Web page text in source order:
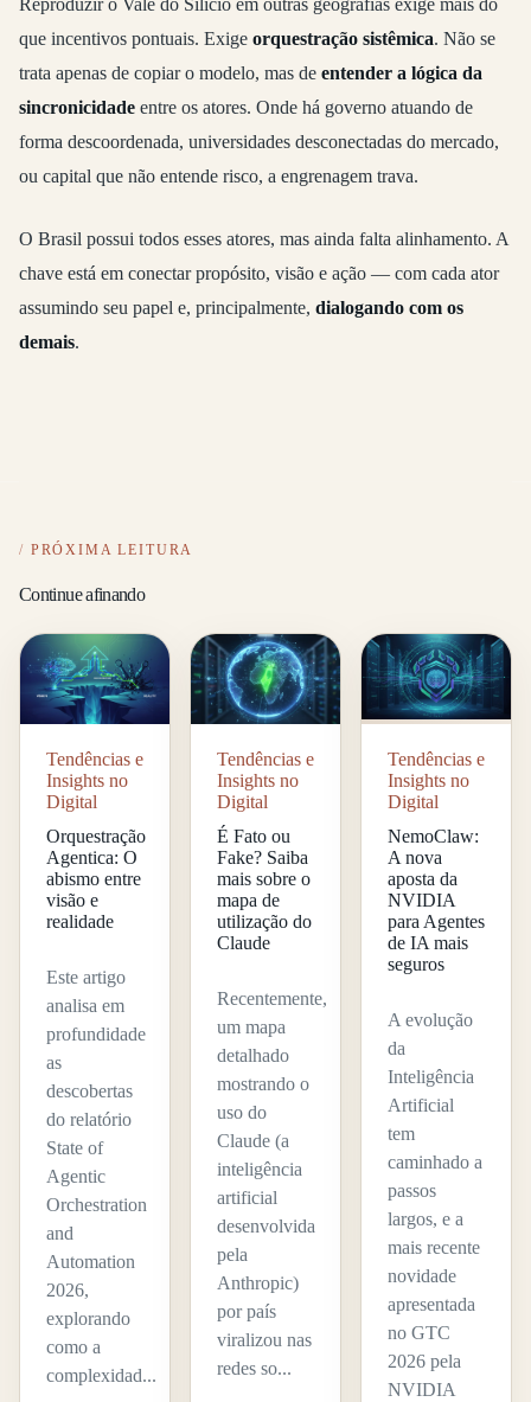
que incentivos pontuais. Exige orquestração sistêmica. Não se
trata apenas de copiar o modelo, mas de entender a lógica da
sincronicidade entre os atores. Onde há governo atuando de
forma descoordenada, universidades desconectadas do mercado,
ou capital que não entende risco, a engrenagem trava.
O Brasil possui todos esses atores, mas ainda falta alinhamento. A
chave está em conectar propósito, visão e ação — com cada ator
assumindo seu papel e, principalmente, dialogando com os
demais.
PRÓXIMA LEITURA
Continue afinando
Tendências e
Insights no
Digital
Orquestração
Agentica: O
abismo entre
visão e
realidade
Este artigo
analisa em
profundidade
as
descobertas
do relatório
State of
Agentic
Orchestration
and
Automation
2026,
explorando
como a
complexidad...
Tendências e
Insights no
Digital
É Fato ou
Fake? Saiba
mais sobre o
mapa de
utilização do
Claude
Recentemente,
um mapa
detalhado
mostrando o
uso do
Claude (a
inteligência
artificial
desenvolvida
pela
Anthropic)
por país
viralizou nas
redes so...
Tendências e
Insights no
Digital
NemoClaw:
A nova
aposta da
NVIDIA
para Agentes
de IA mais
seguros
A evolução
da
Inteligência
Artificial
tem
caminhado a
passos
largos, e a
mais recente
novidade
apresentada
no GTC
2026 pela
NVIDIA